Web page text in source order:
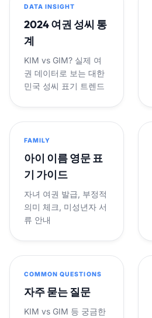
DATA INSIGHT
2024 여권 성씨 통
계
KIM vs GIM? 실제 여
권 데이터로 보는 대한
민국 성씨 표기 트렌드
FAMILY
아이 이름 영문 표
기 가이드
자녀 여권 발급, 부정적
의미 체크, 미성년자 서
류 안내
COMMON QUESTIONS
자주 묻는 질문
KIM vs GIM 등 궁금한